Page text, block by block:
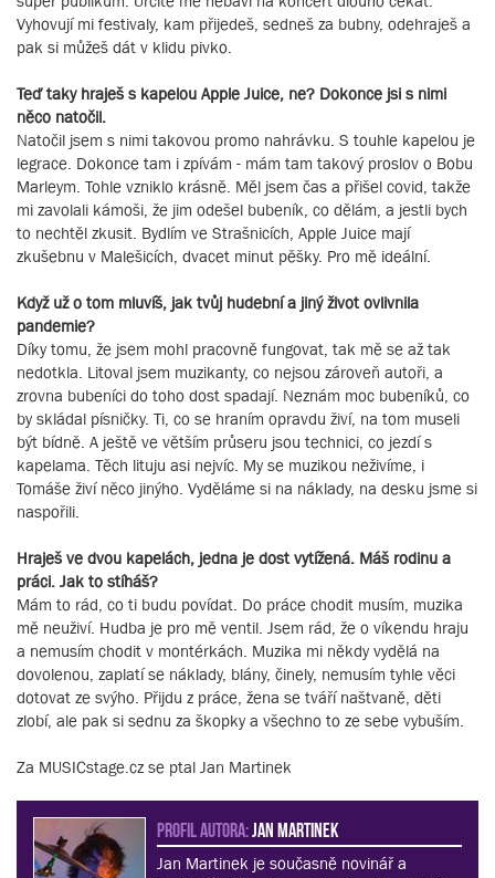
Vyhovují mi festivaly, kam přijedeš, sedneš za bubny, odehraješ a
pak si můžeš dát v klidu pivko.
Teď taky hraješ s kapelou Apple Juice, ne? Dokonce jsi s nimi
něco natočil.
Natočil jsem s nimi takovou promo nahrávku. S touhle kapelou je
legrace. Dokonce tam i zpívám - mám tam takový proslov o Bobu
Marleym. Tohle vzniklo krásně. Měl jsem čas a přišel covid, takže
mi zavolali kámoši, že jim odešel bubeník, co dělám, a jestli bych
to nechtěl zkusit. Bydlím ve Strašnicích, Apple Juice mají
zkušebnu v Malešicích, dvacet minut pěšky. Pro mě ideální.
Když už o tom mluvíš, jak tvůj hudební a jiný život ovlivnila
pandemie?
Díky tomu, že jsem mohl pracovně fungovat, tak mě se až tak
nedotkla. Litoval jsem muzikanty, co nejsou zároveň autoři, a
zrovna bubeníci do toho dost spadají. Neznám moc bubeníků, co
by skládal písničky. Ti, co se hraním opravdu živí, na tom museli
být bídně. A ještě ve větším průseru jsou technici, co jezdí s
kapelama. Těch lituju asi nejvíc. My se muzikou neživíme, i
Tomáše živí něco jinýho. Vyděláme si na náklady, na desku jsme si
naspořili.
Hraješ ve dvou kapelách, jedna je dost vytížená. Máš rodinu a
práci. Jak to stíháš?
Mám to rád, co ti budu povídat. Do práce chodit musím, muzika
mě neuživí. Hudba je pro mě ventil. Jsem rád, že o víkendu hraju
a nemusím chodit v montérkách. Muzika mi někdy vydělá na
dovolenou, zaplatí se náklady, blány, činely, nemusím tyhle věci
dotovat ze svýho. Přijdu z práce, žena se tváří naštvaně, děti
zlobí, ale pak si sednu za škopky a všechno to ze sebe vybuším.
Za MUSICstage.cz se ptal Jan Martinek
PROFIL AUTORA: Jan Martinek
Jan Martinek je současně novinář a